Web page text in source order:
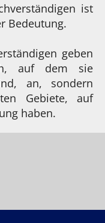
ist
Bedeutung.
geben
auf dem sie
an, sondern
Gebiete, auf
haben.